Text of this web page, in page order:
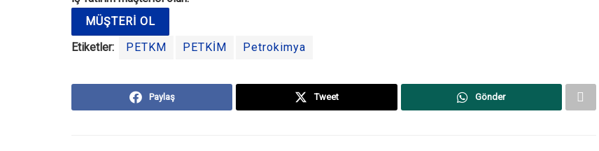
MÜŞTERI OL
Etiketler:
PETKM PETKİM Petrokimya
Paylaş Tweet Gönder